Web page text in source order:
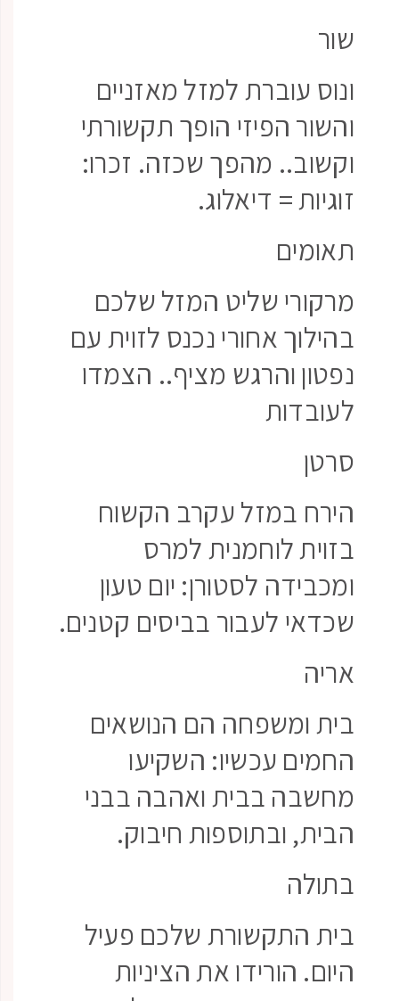
שור
ונוס עוברת למזל מאזניים
והשור הפיזי הופך תקשורתי
וקשוב.. מהפך שכזה. זכרו:
זוגיות = דיאלוג.
תאומים
מרקורי שליט המזל שלכם
בהילוך אחורי נכנס לזוית עם
נפטון והרגש מציף.. הצמדו
לעובדות
סרטן
הירח במזל עקרב הקשוח
בזוית לוחמנית למרס
ומכבידה לסטורן: יום טעון
שכדאי לעבור בביסים קטנים.
אריה
בית ומשפחה הם הנושאים
החמים עכשיו: השקיעו
מחשבה בבית ואהבה בבני
הבית, ובתוספות חיבוק.
בתולה
בית התקשורת שלכם פעיל
היום. הורידו את הציניות